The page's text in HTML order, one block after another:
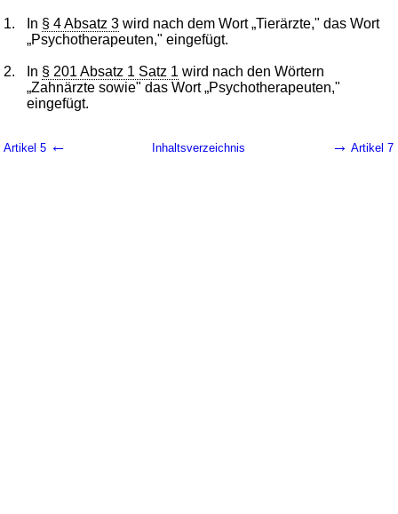
1. In § 4 Absatz 3 wird nach dem Wort „Tierärzte," das Wort
„Psychotherapeuten," eingefügt.
2. In § 201 Absatz 1 Satz 1 wird nach den Wörtern
„Zahnärzte sowie" das Wort „Psychotherapeuten,"
eingefügt.
Artikel 5 ← Inhaltsverzeichnis → Artikel 7